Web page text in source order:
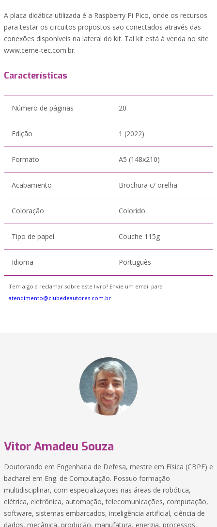
A placa didática utilizada é a Raspberry Pi Pico, onde os recursos
para testar os circuitos propostos são conectados através das
conexões disponíveis na lateral do kit. Tal kit está à venda no site
www.cerne-tec.com.br.
Características
Número de páginas 20
Edição 1 (2022)
Formato A5 (148x210)
Acabamento Brochura c/ orelha
Coloração Colorido
Tipo de papel Couche 115g
Idioma Português
Tem algo a reclamar sobre este livro? Envie um email para
atendimento@clubedeautores.com.br
Vitor Amadeu Souza
Doutorando em Engenharia de Defesa, mestre em Física (CBPF) e
bacharel em Eng. de Computação. Possuo formação
multidisciplinar, com especializações nas áreas de robótica,
elétrica, eletrônica, automação, telecomunicações, computação,
software, sistemas embarcados, inteligência artificial, ciência de
dados, mecânica, produção, manufatura, energia, processos,